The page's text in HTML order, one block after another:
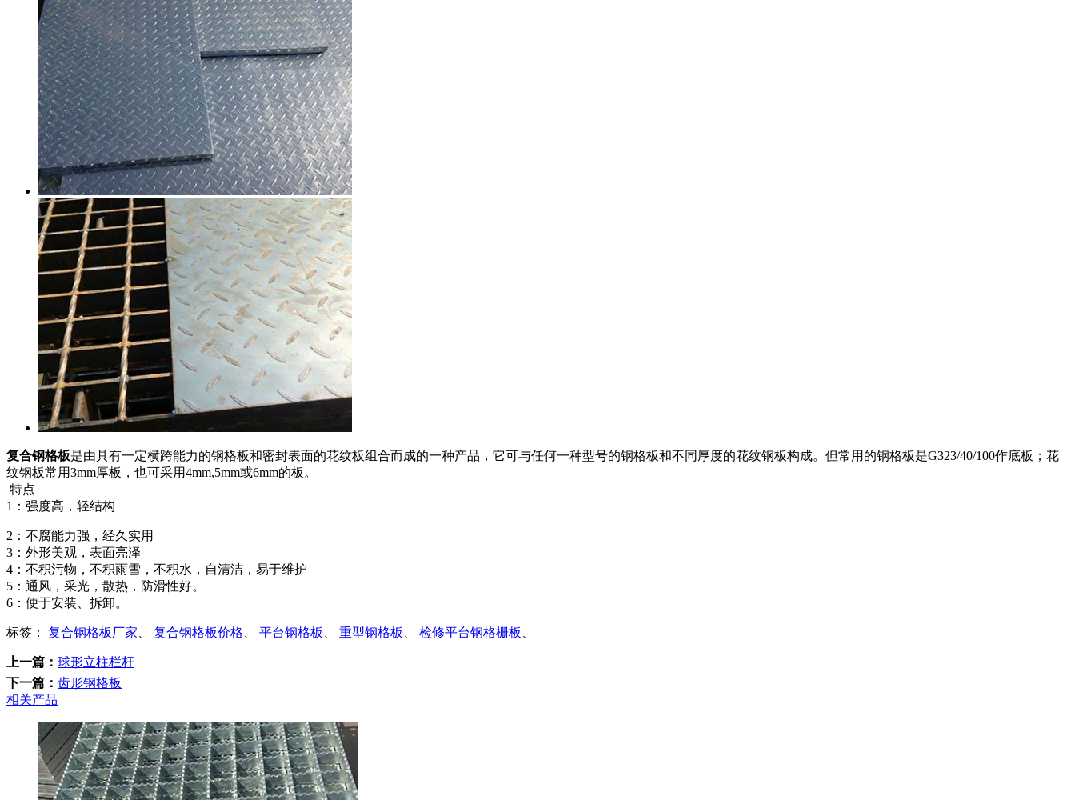
复合钢格板是由具有一定横跨能力的钢格板和密封表面的花纹板组合而成的一种产品，它可与任何一种型号的钢格板和不同厚度的花纹钢板构成。但常用的钢格板是G323/40/100作底板；花
纹钢板常用3mm厚板，也可采用4mm,5mm或6mm的板。
特点
1：强度高，轻结构
2：不腐能力强，经久实用
3：外形美观，表面亮泽
4：不积污物，不积雨雪，不积水，自清洁，易于维护
5：通风，采光，散热，防滑性好。
6：便于安装、拆卸。
标签： 复合钢格板厂家 复合钢格板价格 平台钢格板 重型钢格板 检修平台钢格栅板
上一篇： 球形立柱栏杆
下一篇： 齿形钢格板
相关产品